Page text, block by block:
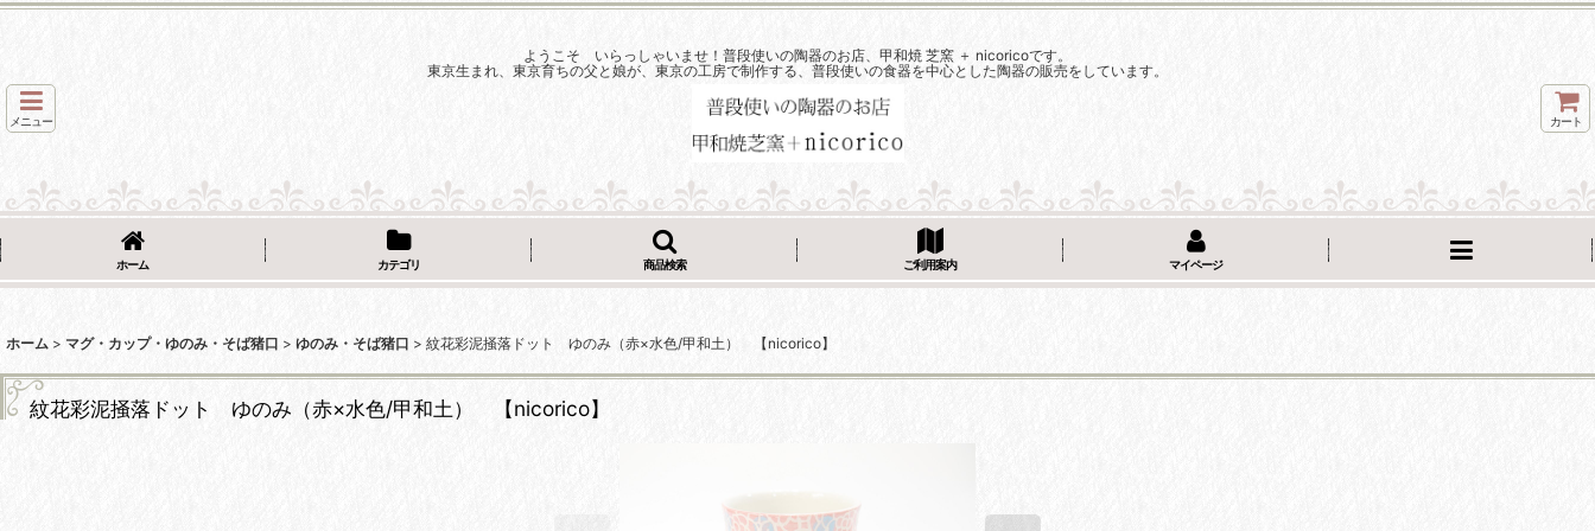
ようこそ いらっしゃいませ！普段使いの陶器のお店、甲和焼 芝窯 ＋ nicoricoです。
東京生まれ、東京育ちの父と娘が、東京の工房で制作する、普段使いの食器を中心とした陶器の販売をしています。
メニュー カート
ホーム カテゴリ 商品検索 ご利用案内 マイページ
ホーム > マグ・カップ・ゆのみ・そば猪口 > ゆのみ・そば猪口 > 紋花彩泥掻落ドット ゆのみ（赤×水色/甲和土） 【nicorico】
紋花彩泥掻落ドット ゆのみ（赤×水色/甲和土） 【nicorico】